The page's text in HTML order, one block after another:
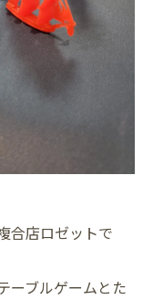
合店ロゼットで
ーブルゲームとた